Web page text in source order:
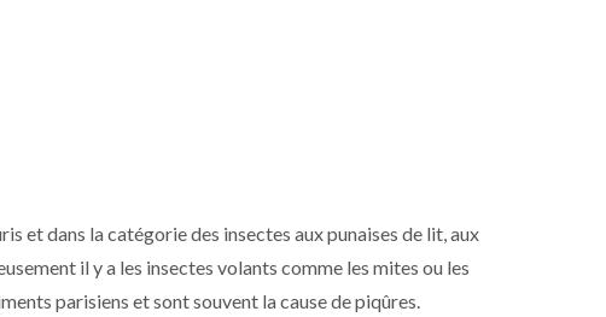
et dans la catégorie des insectes aux punaises de lit, aux
il y a les insectes volants comme les mites ou les
parisiens et sont souvent la cause de piqûres.